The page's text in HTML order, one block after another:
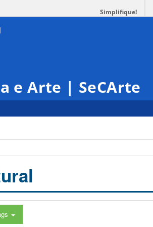
Simplifique!
e Arte | SeCArte